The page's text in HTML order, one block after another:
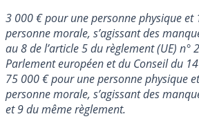
3 000 € pour une personne physique et
personne morale, s’agissant des
au 8 de l’article 5 du règlement (UE) n°
Parlement européen et du Conseil du
75 000 € pour une personne physique
personne morale, s’agissant des
et 9 du même règlement.